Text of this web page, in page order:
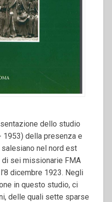
dello studio
1953) della presenza e
nel nord est
di sei missionarie FMA
dicembre 1923. Negli
in questo studio, ci
delle quali sette sparse